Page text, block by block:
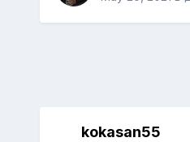
kokasan55